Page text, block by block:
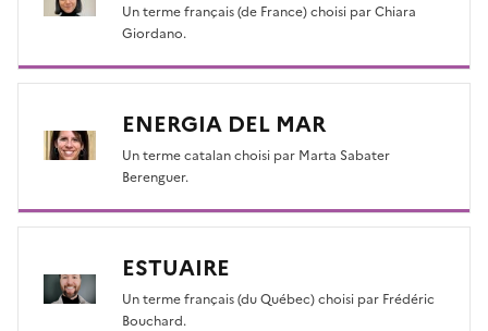
Un terme français (de France) choisi par Chiara
Giordano.
ENERGIA DEL MAR
Un terme catalan choisi par Marta Sabater
Berenguer.
ESTUAIRE
Un terme français (du Québec) choisi par Frédéric
Bouchard.